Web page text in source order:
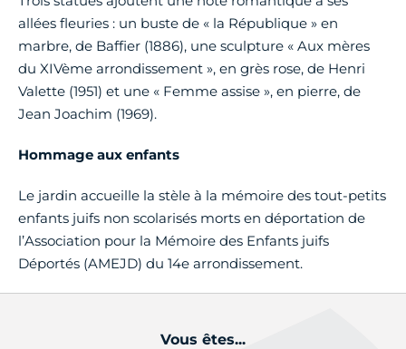
allées fleuries : un buste de « la République » en
marbre, de Baffier (1886), une sculpture « Aux mères
du XIVème arrondissement », en grès rose, de Henri
Valette (1951) et une « Femme assise », en pierre, de
Jean Joachim (1969).
Hommage aux enfants
Le jardin accueille la stèle à la mémoire des tout-petits
enfants juifs non scolarisés morts en déportation de
l’Association pour la Mémoire des Enfants juifs
Déportés (AMEJD) du 14e arrondissement.
Vous êtes...